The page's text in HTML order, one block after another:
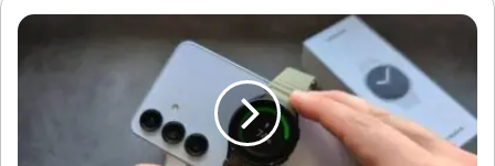
5
يمكنك
شحنها
بهاتفك